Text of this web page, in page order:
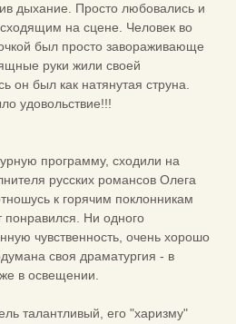
дыхание. Просто любовались и
на сцене. Человек во
был просто завораживающе
руки жили своей
он был как натянутая струна.
удовольствие!!!
программу, сходили на
русских романсов Олега
к горячим поклонникам
понравился. Ни одного
чувственность, очень хорошо
своя драматургия - в
в освещении.
талантливый, его "харизму"